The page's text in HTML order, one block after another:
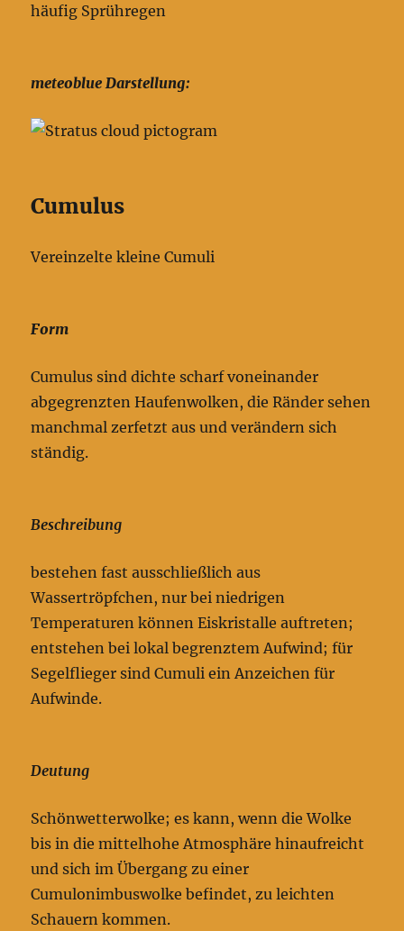
häufig Sprühregen
meteoblue Darstellung:
Cumulus
Vereinzelte kleine Cumuli
Form
Cumulus sind dichte scharf voneinander
abgegrenzten Haufenwolken, die Ränder sehen
manchmal zerfetzt aus und verändern sich
ständig.
Beschreibung
bestehen fast ausschließlich aus
Wassertröpfchen, nur bei niedrigen
Temperaturen können Eiskristalle auftreten;
entstehen bei lokal begrenztem Aufwind; für
Segelflieger sind Cumuli ein Anzeichen für
Aufwinde.
Deutung
Schönwetterwolke; es kann, wenn die Wolke
bis in die mittelhohe Atmosphäre hinaufreicht
und sich im Übergang zu einer
Cumulonimbuswolke befindet, zu leichten
Schauern kommen.